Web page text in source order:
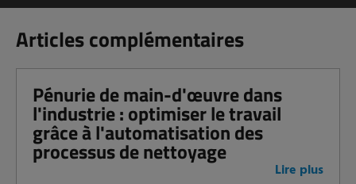
Articles complémentaires
Pénurie de main-d'œuvre dans
l'industrie : optimiser le travail
grâce à l'automatisation des
processus de nettoyage
Lire plus